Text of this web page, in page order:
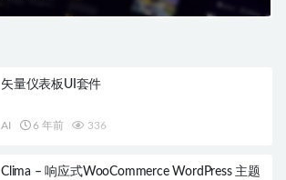
矢量仪表板UI套件
AI 6 年前 336
Clima – 响应式WooCommerce WordPress 主题